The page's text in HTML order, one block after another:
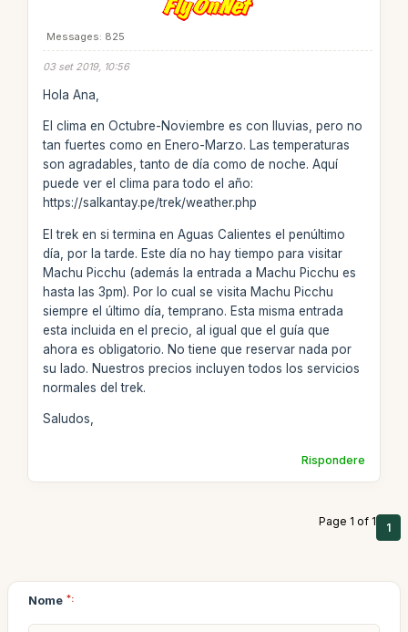
Messages: 825
03 set 2019, 10:56
Hola Ana,
El clima en Octubre-Noviembre es con lluvias, pero no
tan fuertes como en Enero-Marzo. Las temperaturas
son agradables, tanto de día como de noche. Aquí
puede ver el clima para todo el año:
https://salkantay.pe/trek/weather.php
El trek en si termina en Aguas Calientes el penúltimo
día, por la tarde. Este día no hay tiempo para visitar
Machu Picchu (además la entrada a Machu Picchu es
hasta las 3pm). Por lo cual se visita Machu Picchu
siempre el último día, temprano. Esta misma entrada
esta incluida en el precio, al igual que el guía que
ahora es obligatorio. No tiene que reservar nada por
su lado. Nuestros precios incluyen todos los servicios
normales del trek.
Saludos,
Rispondere
Page 1 of 1 1
Nome *: